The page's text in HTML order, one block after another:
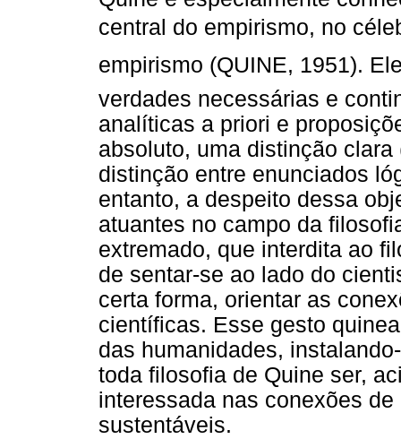
central do empirismo, no
empirismo (QUINE, 1951).
verdades necessárias e
analíticas a priori e
absoluto, uma distinção
distinção entre enunciados
entanto, a despeito dessa
atuantes no campo da
extremado, que interdita ao
de sentar-se ao lado do
certa forma, orientar as
científicas. Esse gesto
das humanidades,
toda filosofia de Quine ser,
interessada nas conexões
sustentáveis.